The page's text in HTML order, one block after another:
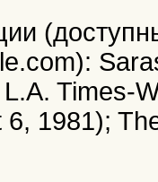
Times-
1981);